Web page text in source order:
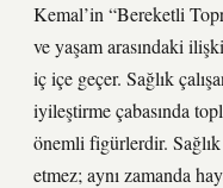
Kemal’in “Bereketli
ve yaşam arasındaki
iç içe geçer. Sağlık
iyileştirme çabasında
önemli figürlerdir. Sağlık
etmez; aynı zamanda